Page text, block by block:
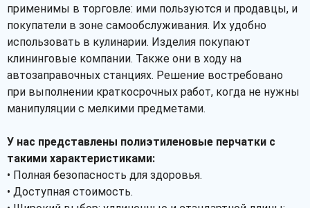
применимы в торговле: ими пользуются и продавцы, и
покупатели в зоне самообслуживания. Их удобно
использовать в кулинарии. Изделия покупают
клининговые компании. Также они в ходу на
автозаправочных станциях. Решение востребовано
при выполнении краткосрочных работ, когда не нужны
манипуляции с мелкими предметами.
У нас представлены полиэтиленовые перчатки с
такими характеристиками:
• Полная безопасность для здоровья.
• Доступная стоимость.